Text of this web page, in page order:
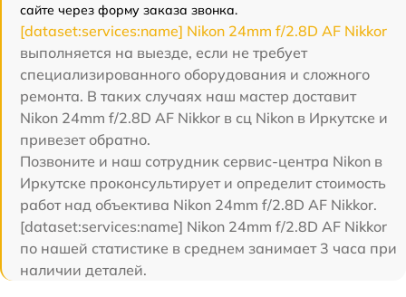
сайте через форму заказа звонка.
[dataset:services:name] Nikon 24mm f/2.8D AF Nikkor
выполняется на выезде, если не требует
специализированного оборудования и сложного
ремонта. В таких случаях наш мастер доставит
Nikon 24mm f/2.8D AF Nikkor в сц Nikon в Иркутске и
привезет обратно.
Позвоните и наш сотрудник сервис-центра Nikon в
Иркутске проконсультирует и определит стоимость
работ над объектива Nikon 24mm f/2.8D AF Nikkor.
[dataset:services:name] Nikon 24mm f/2.8D AF Nikkor
по нашей статистике в среднем занимает 3 часа при
наличии деталей.